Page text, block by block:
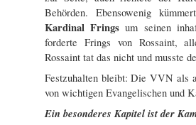
Behörden. Ebensowenig
Kardinal Frings um seinen
forderte Frings von Rossaint,
Rossaint tat das nicht und musste
Festzuhalten bleibt: Die VVN als
von wichtigen Evangelischen und
Ein besonderes Kapitel ist der